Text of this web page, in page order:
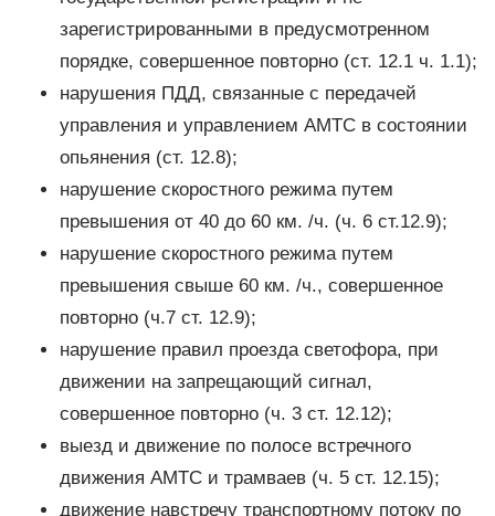
зарегистрированными в предусмотренном
порядке, совершенное повторно (ст. 12.1 ч. 1.1);
нарушения ПДД, связанные с передачей
управления и управлением АМТС в состоянии
опьянения (ст. 12.8);
нарушение скоростного режима путем
превышения от 40 до 60 км. /ч. (ч. 6 ст.12.9);
нарушение скоростного режима путем
превышения свыше 60 км. /ч., совершенное
повторно (ч.7 ст. 12.9);
нарушение правил проезда светофора, при
движении на запрещающий сигнал,
совершенное повторно (ч. 3 ст. 12.12);
выезд и движение по полосе встречного
движения АМТС и трамваев (ч. 5 ст. 12.15);
движение навстречу транспортному потоку по